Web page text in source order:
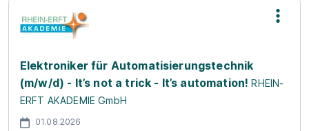
Elektroniker für Automatisierungstechnik
(m/w/d) - It’s not a trick - It’s automation! RHEIN-
ERFT AKADEMIE GmbH
01.08.2026